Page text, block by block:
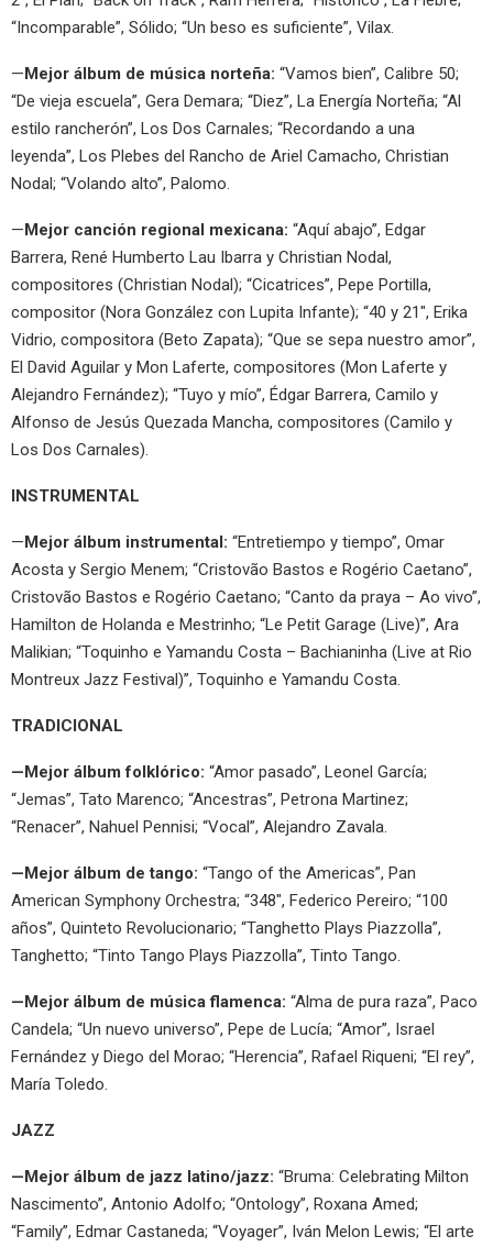
“Incomparable”, Sólido; “Un beso es suficiente”, Vilax.
—Mejor álbum de música norteña: “Vamos bien”, Calibre 50;
“De vieja escuela”, Gera Demara; “Diez”, La Energía Norteña; “Al
estilo rancherón”, Los Dos Carnales; “Recordando a una
leyenda”, Los Plebes del Rancho de Ariel Camacho, Christian
Nodal; “Volando alto”, Palomo.
—Mejor canción regional mexicana: “Aquí abajo”, Edgar
Barrera, René Humberto Lau Ibarra y Christian Nodal,
compositores (Christian Nodal); “Cicatrices”, Pepe Portilla,
compositor (Nora González con Lupita Infante); “40 y 21″, Erika
Vidrio, compositora (Beto Zapata); “Que se sepa nuestro amor”,
El David Aguilar y Mon Laferte, compositores (Mon Laferte y
Alejandro Fernández); “Tuyo y mío”, Édgar Barrera, Camilo y
Alfonso de Jesús Quezada Mancha, compositores (Camilo y
Los Dos Carnales).
INSTRUMENTAL
—Mejor álbum instrumental: “Entretiempo y tiempo”, Omar
Acosta y Sergio Menem; “Cristovão Bastos e Rogério Caetano”,
Cristovão Bastos e Rogério Caetano; “Canto da praya – Ao vivo”,
Hamilton de Holanda e Mestrinho; “Le Petit Garage (Live)”, Ara
Malikian; “Toquinho e Yamandu Costa – Bachianinha (Live at Rio
Montreux Jazz Festival)”, Toquinho e Yamandu Costa.
TRADICIONAL
—Mejor álbum folklórico: “Amor pasado”, Leonel García;
“Jemas”, Tato Marenco; “Ancestras”, Petrona Martinez;
“Renacer”, Nahuel Pennisi; “Vocal”, Alejandro Zavala.
—Mejor álbum de tango: “Tango of the Americas”, Pan
American Symphony Orchestra; “348″, Federico Pereiro; “100
años”, Quinteto Revolucionario; “Tanghetto Plays Piazzolla”,
Tanghetto; “Tinto Tango Plays Piazzolla”, Tinto Tango.
—Mejor álbum de música flamenca: “Alma de pura raza”, Paco
Candela; “Un nuevo universo”, Pepe de Lucía; “Amor”, Israel
Fernández y Diego del Morao; “Herencia”, Rafael Riqueni; “El rey”,
María Toledo.
JAZZ
—Mejor álbum de jazz latino/jazz: “Bruma: Celebrating Milton
Nascimento”, Antonio Adolfo; “Ontology”, Roxana Amed;
“Family”, Edmar Castaneda; “Voyager”, Iván Melon Lewis; “El arte